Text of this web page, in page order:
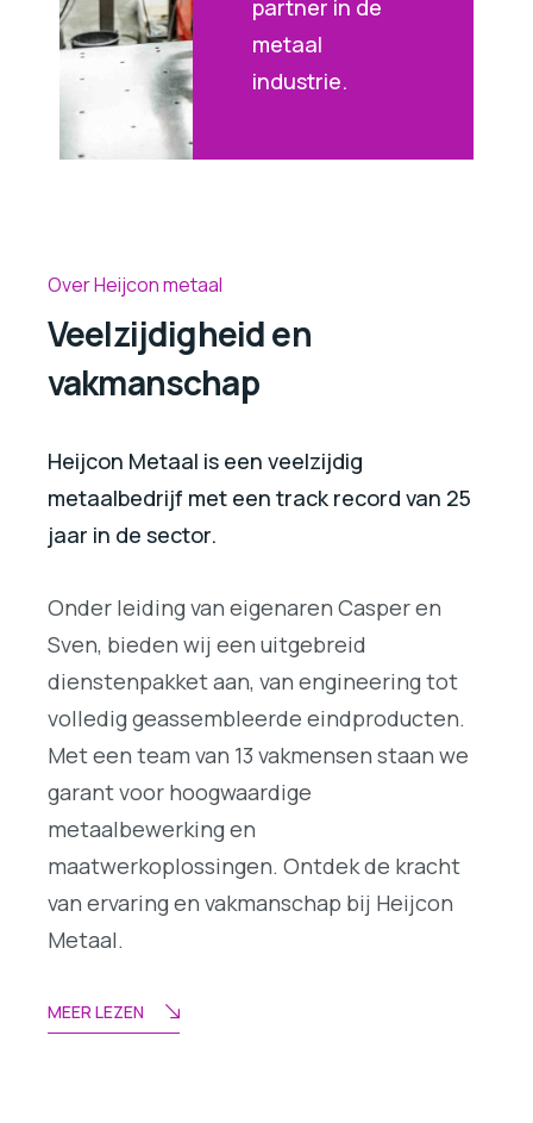
partner in de
metaal
industrie.
Over Heijcon metaal
Veelzijdigheid en
vakmanschap
Heijcon Metaal is een veelzijdig
metaalbedrijf met een track record van 25
jaar in de sector.
Onder leiding van eigenaren Casper en
Sven, bieden wij een uitgebreid
dienstenpakket aan, van engineering tot
volledig geassembleerde eindproducten.
Met een team van 13 vakmensen staan we
garant voor hoogwaardige
metaalbewerking en
maatwerkoplossingen. Ontdek de kracht
van ervaring en vakmanschap bij Heijcon
Metaal.
MEER LEZEN